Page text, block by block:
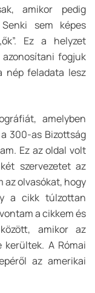
amikor pedig
sem képes
Ez a helyzet
fogjuk
nép feladata lesz
amelyben
300-as Bizottság
Ez az oldal volt
szervezetet az
az olvasókat, hogy
a cikk túlzottan
a cikkem és
amikor az
A Római
az amerikai